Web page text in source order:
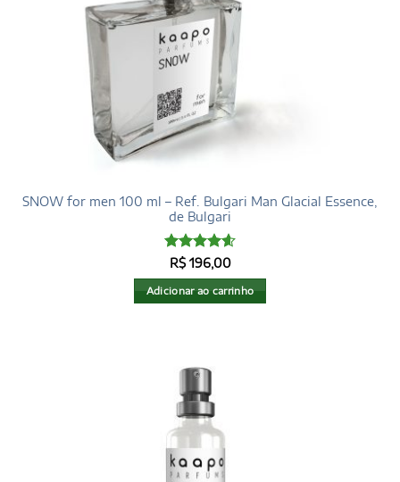
SNOW for men 100 ml – Ref. Bulgari Man Glacial Essence,
de Bulgari
Avaliação
4.6de 5
R$196,00
Adicionar ao carrinho